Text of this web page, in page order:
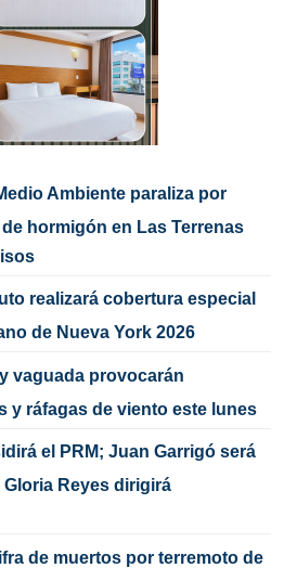
Ambiente paraliza por
hormigón en Las Terrenas
realizará cobertura especial
de Nueva York 2026
vaguada provocarán
y ráfagas de viento este lunes
el PRM; Juan Garrigó será
Reyes dirigirá
de muertos por terremoto de